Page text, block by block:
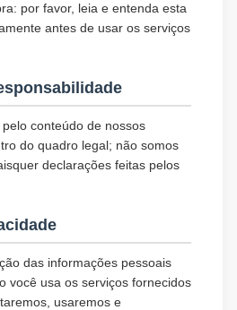
por favor, leia e entenda esta
antes de usar os serviços
conteúdo de nossos
do quadro legal; não somos
declarações feitas pelos
das informações pessoais
você usa os serviços fornecidos
usaremos e